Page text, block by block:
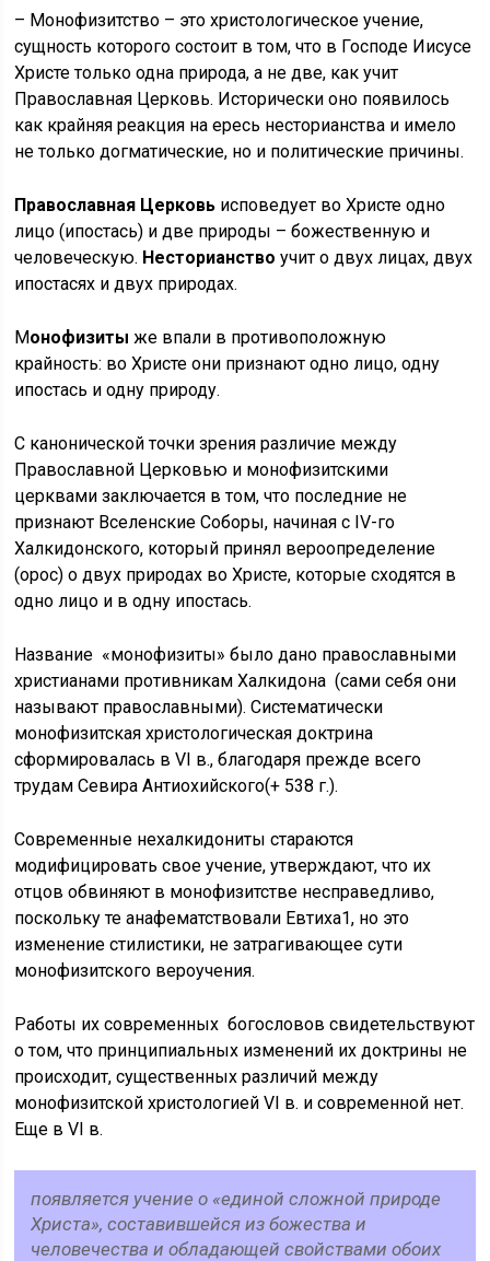
– Монофизитство – это христологическое учение,
сущность которого состоит в том, что в Господе Иисусе
Христе только одна природа, а не две, как учит
Православная Церковь. Исторически оно появилось
как крайняя реакция на ересь несторианства и имело
не только догматические, но и политические причины.
Православная Церковь исповедует во Христе одно
лицо (ипостась) и две природы – божественную и
человеческую. Несторианство учит о двух лицах, двух
ипостасях и двух природах.
Монофизиты же впали в противоположную
крайность: во Христе они признают одно лицо, одну
ипостась и одну природу.
С канонической точки зрения различие между
Православной Церковью и монофизитскими
церквами заключается в том, что последние не
признают Вселенские Соборы, начиная с IV-го
Халкидонского, который принял вероопределение
(орос) о двух природах во Христе, которые сходятся в
одно лицо и в одну ипостась.
Название «монофизиты» было дано православными
христианами противникам Халкидона (сами себя они
называют православными). Систематически
монофизитская христологическая доктрина
сформировалась в VI в., благодаря прежде всего
трудам Севира Антиохийского(+ 538 г.).
Современные нехалкидониты стараются
модифицировать свое учение, утверждают, что их
отцов обвиняют в монофизитстве несправедливо,
поскольку те анафематствовали Евтиха1, но это
изменение стилистики, не затрагивающее сути
монофизитского вероучения.
Работы их современных богословов свидетельствуют
о том, что принципиальных изменений их доктрины не
происходит, существенных различий между
монофизитской христологией VI в. и современной нет.
Еще в VI в.
появляется учение о «единой сложной природе
Христа», составившейся из божества и
человечества и обладающей свойствами обоих